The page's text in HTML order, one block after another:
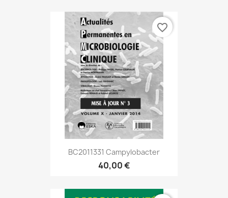
BC2011331 Campylobacter
40,00 €
favorite_border